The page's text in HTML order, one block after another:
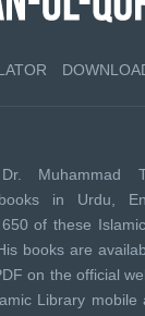
Dr. Muhammad
in Urdu,
of these
books are
on the official
Library mobile